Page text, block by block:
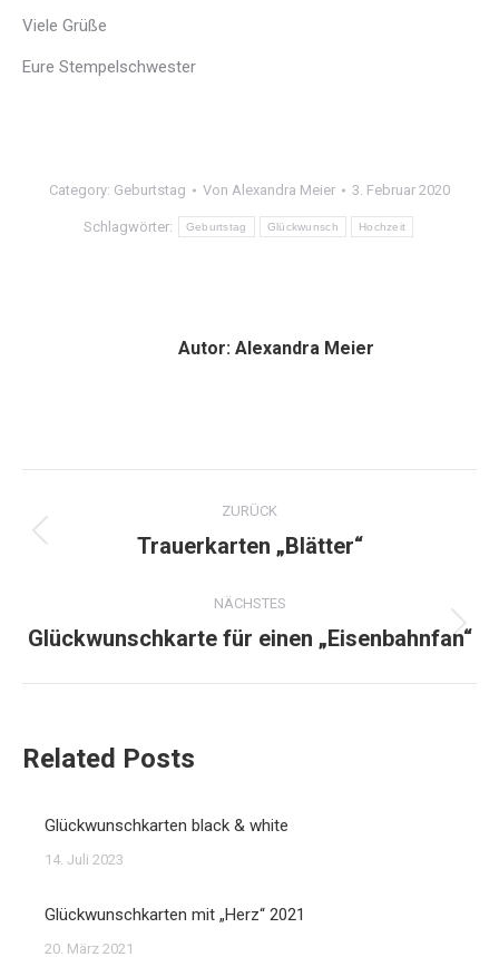
Viele Grüße
Eure Stempelschwester
Category: Geburtstag Von Alexandra Meier 3. Februar 2020
Schlagwörter: Geburtstag Glückwunsch Hochzeit
Autor: Alexandra Meier
Kommentarnavigation
ZURÜCK
Vorheriger
Trauerkarten „Blätter“
NÄCHSTES
Nächster
Glückwunschkarte für einen „Eisenbahnfan“
Related Posts
Glückwunschkarten black & white
14. Juli 2023
Glückwunschkarten mit „Herz“ 2021
20. März 2021